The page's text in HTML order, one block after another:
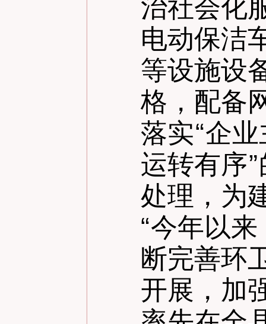
治社会化
电动保洁
等设施设
格，配备
落实“企
运转有序”
处理，为
“今年以
断完善环
开展，加